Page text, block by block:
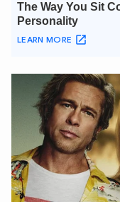
XIN
TÔI LÀ
Hãy hỏi tôi
An Ninh